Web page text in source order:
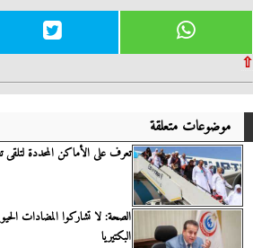
⇧
موضوعات متعلقة
تعرف على الأماكن المحددة
الصحة: لا تشاركوا المضادات
البكتيريا